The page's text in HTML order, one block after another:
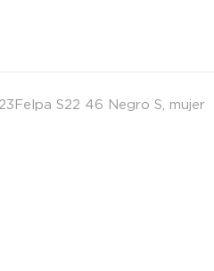
S22 46 Negro S mujer